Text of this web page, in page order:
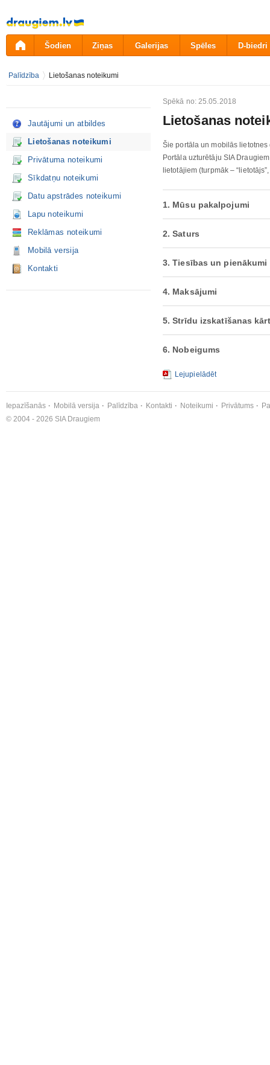
Pāriet
uz
saturu
Šodien Ziņas Galerijas Spēles D-biedri
Palīdzība Lietošanas noteikumi
Jautājumi un atbildes
Lietošanas noteikumi
Privātuma noteikumi
Sīkdatņu noteikumi
Datu apstrādes noteikumi
Lapu noteikumi
Reklāmas noteikumi
Mobilā versija
Kontakti
Spēkā no: 25.05.2018
Lietošanas
Šie portāla un mobilās lietotnes
Portāla uzturētāju SIA
lietotājiem (turpmāk – “lietotājs”,
1. Mūsu pakalpojumi
2. Saturs
3. Tiesības un pienākumi
4. Maksājumi
5. Strīdu izskatīšanas
6. Nobeigums
Lejupielādēt
Iepazīšanās Mobilā versija Palīdzība Kontakti Noteikumi Privātums
© 2004 - 2026 SIA Draugiem